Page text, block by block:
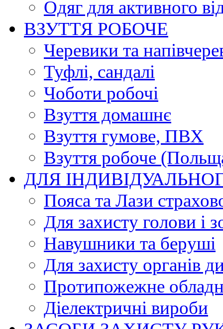
Одяг для активного
ВЗУТТЯ РОБОЧЕ
Черевики та
Туфлі, сандалі
Чоботи робочі
Взуття домашнє
Взуття гумове, ПВХ
Взуття робоче
ДЛЯ
Пояса та Лази
Для захисту голови і
Навушники та беруші
Для захисту органів
Протипожежне
Діелектричні вироби